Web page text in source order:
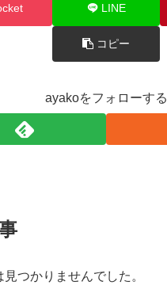
LINE
コピー
ayakoをフォローする
つかりませんでした。